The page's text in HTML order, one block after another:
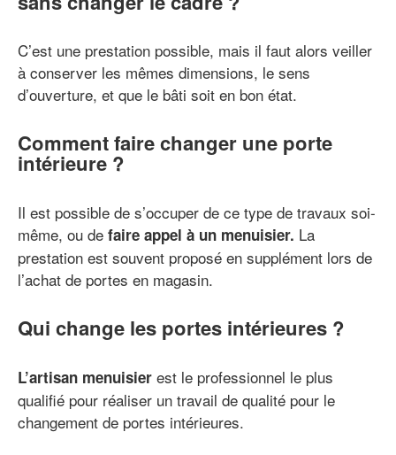
C’est une prestation possible, mais il faut alors veiller
à conserver les mêmes dimensions, le sens
d’ouverture, et que le bâti soit en bon état.
Comment faire changer une porte
intérieure ?
Il est possible de s’occuper de ce type de travaux soi-
même, ou de faire appel à un menuisier. La
prestation est souvent proposé en supplément lors de
l’achat de portes en magasin.
Qui change les portes intérieures ?
L’artisan menuisier est le professionnel le plus
qualifié pour réaliser un travail de qualité pour le
changement de portes intérieures.